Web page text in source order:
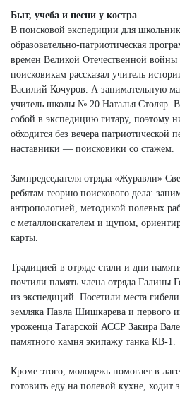
Быт, учеба и песни у костра
В поисковой экспедиции для
образовательно-патриотическая
времен Великой Отечественной
поисковикам рассказал учитель
Василий Кочуров. А занимательную
учитель школы № 20 Наталья Столяр.
собой в экспедицию гитару, поэтому
обходится без вечера патриотической
наставники — поисковики со стажем.
Зампредседателя отряда «Журавли»
ребятам теорию поискового дела:
антропологией, методикой полевых
с металлоискателем и щупом,
карты.
Традицией в отряде стали и дни
почтили память члена отряда Галины
из экспедиций. Посетили места
земляка Павла Шишкарева и первого
уроженца Татарской АССР Закира
памятного камня экипажу танка КВ-1.
Кроме этого, молодежь помогает в
готовить еду на полевой кухне, ходит